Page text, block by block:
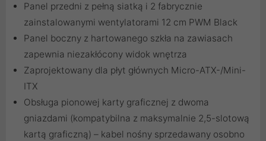
Panel przedni z pełną siatką i 2 fabrycznie
zainstalowanymi wentylatorami 12 cm PWM Black
Panel boczny z hartowanego szkła na zawiasach
zapewnia niezakłócony widok wnętrza
Zaprojektowany dla płyt głównych Micro-ATX-/Mini-
ITX
Obsługa pionowej karty graficznej z dwoma
gniazdami (kompatybilna z maksymalnie 2,5-slotową
kartą graficzną) – kabel nośny sprzedawany osobno